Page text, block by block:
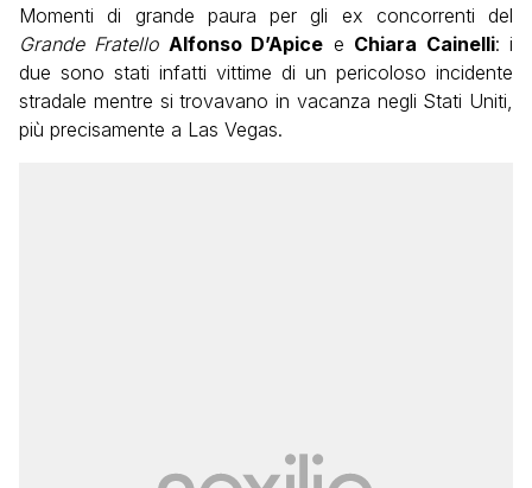
Momenti di grande paura per gli ex concorrenti del
Grande Fratello Alfonso D’Apice e Chiara Cainelli: i
due sono stati infatti vittime di un pericoloso incidente
stradale mentre si trovavano in vacanza negli Stati Uniti,
più precisamente a Las Vegas.